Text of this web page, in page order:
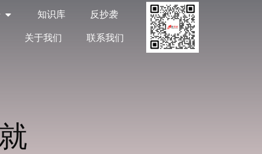
知识库 反抄袭
关于我们 联系我们